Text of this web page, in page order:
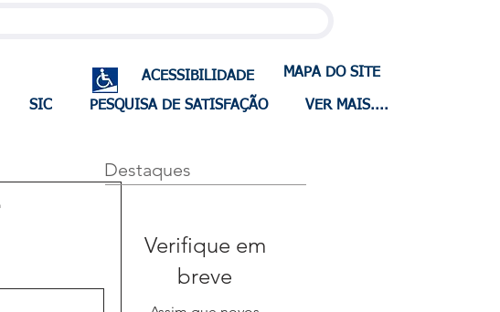
ACESSIBILIDADE MAPA DO SITE
SIC PESQUISA DE SATISFAÇÃO VER MAIS....
Destaques
Verifique em
breve